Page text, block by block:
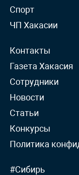
Спорт
ЧП Хакасии
Контакты
Газета Хакасия
Сотрудники
Новости
Статьи
Конкурсы
Политика
#Сибирь